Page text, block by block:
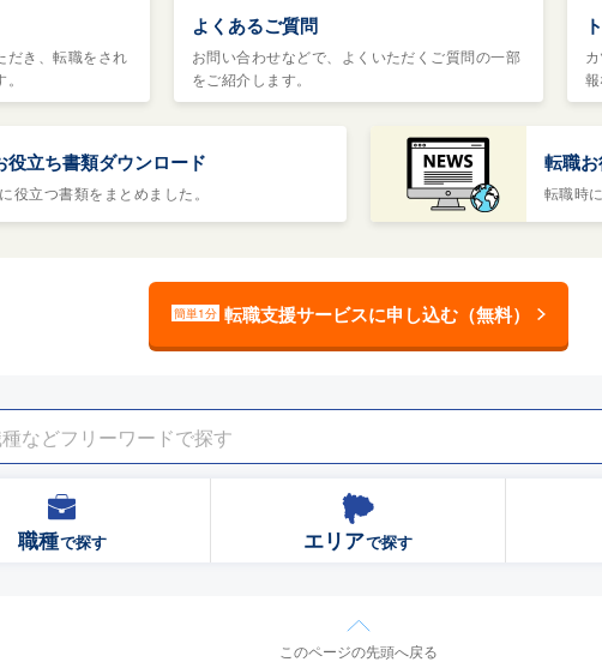
だき、転職をされ
よくあるご質問
お問い合わせなどで、よくいただくご質問の一部
をご紹介します。
役立ち書類ダウンロード
役立つ書類をまとめました。
転職
転職時
簡単1分 転職支援サービスに申し込む（無料）
職種で探す エリアで探す
このページの先頭へ戻る